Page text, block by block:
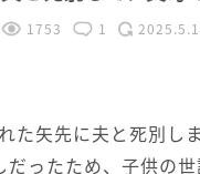
1753 1
た矢先に夫と死別しま
ったため、子供の